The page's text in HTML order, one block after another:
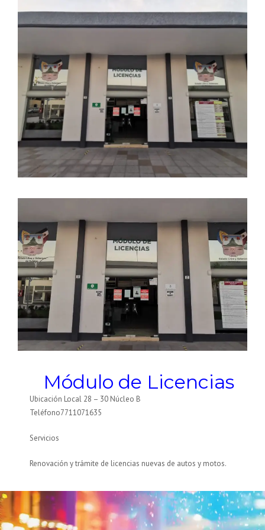
Módulo de Licencias
Ubicación Local 28 – 30 Núcleo B
Teléfono7711071635
Servicios
Renovación y trámite de licencias nuevas de autos y motos.